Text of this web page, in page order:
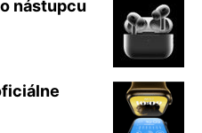
nástupcu